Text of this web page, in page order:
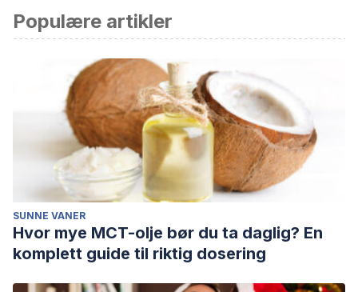
Mestre, J. M., & Guil, R. (2011). Regulación de emociones:
una vía a la adaptación.
Populære artikler
SUNNE VANER
Hvor mye MCT-olje bør du ta daglig? En
komplett guide til riktig dosering